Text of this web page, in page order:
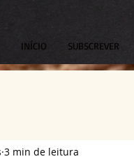
INÍCIO SUBSCREVER
3 min de leitura